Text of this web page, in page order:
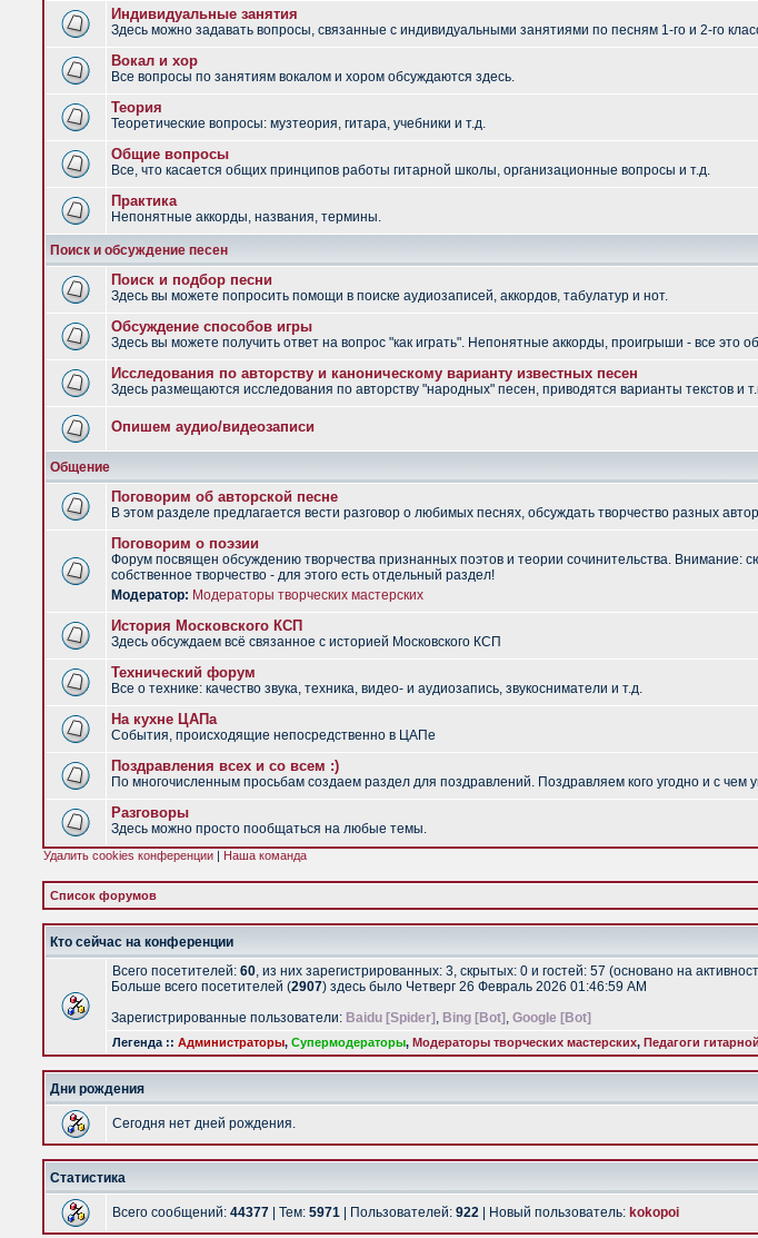
Индивидуальные занятия
Здесь можно задавать вопросы, связанные с индивидуальными занятиями по песням 1-го и 2-го
Вокал и хор
Все вопросы по занятиям вокалом и хором обсуждаются здесь.
Теория
Теоретические вопросы: музтеория, гитара, учебники и т.д.
Общие вопросы
Все, что касается общих принципов работы гитарной школы, организационные вопросы и т.д.
Практика
Непонятные аккорды, названия, термины.
Поиск и обсуждение песен
Поиск и подбор песни
Здесь вы можете попросить помощи в поиске аудиозаписей, аккордов, табулатур и нот.
Обсуждение способов игры
Здесь вы можете получить ответ на вопрос "как играть". Непонятные аккорды, проигрыши - все это
Исследования по авторству и каноническому варианту известных песен
Здесь размещаются исследования по авторству "народных" песен, приводятся варианты текстов и
Опишем аудио/видеозаписи
Общение
Поговорим об авторской песне
В этом разделе предлагается вести разговор о любимых песнях, обсуждать творчество разных
Поговорим о поэзии
Форум посвящен обсуждению творчества признанных поэтов и теории сочинительства. Внимание:
собственное творчество - для этого есть отдельный раздел!
Модератор: Модераторы творческих мастерских
История Московского КСП
Здесь обсуждаем всё связанное с историей Московского КСП
Технический форум
Все о технике: качество звука, техника, видео- и аудиозапись, звукосниматели и т.д.
На кухне ЦАПа
События, происходящие непосредственно в ЦАПе
Поздравления всех и со всем :)
По многочисленным просьбам создаем раздел для поздравлений. Поздравляем кого угодно и с чем
Разговоры
Здесь можно просто пообщаться на любые темы.
Удалить cookies конференции | Наша команда
Список форумов
Кто сейчас на конференции
Всего посетителей: 60, из них зарегистрированных: 3, скрытых: 0 и гостей: 57 (основано на
Больше всего посетителей (2907) здесь было Четверг 26 Февраль 2026 01:46:59 AM
Зарегистрированные пользователи: Baidu [Spider] , Bing [Bot] , Google [Bot]
Легенда :: Администраторы, Супермодераторы, Модераторы творческих мастерских, Педагоги
Дни рождения
Сегодня нет дней рождения.
Статистика
Всего сообщений: 44377 | Тем: 5971 | Пользователей: 922 | Новый пользователь: kokopoi